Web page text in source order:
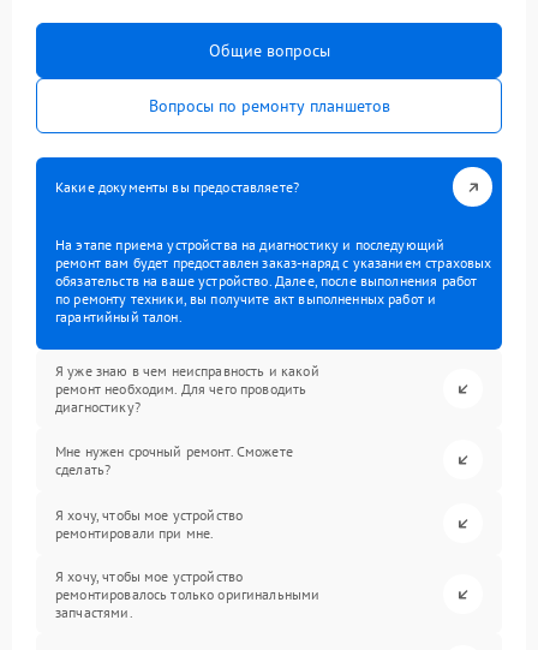
Общие вопросы
Вопросы по ремонту планшетов
Какие документы вы предоставляете?
На этапе приема устройства на диагностику и последующий
ремонт вам будет предоставлен заказ-наряд с указанием страховых
обязательств на ваше устройство. Далее, после выполнения работ
по ремонту техники, вы получите акт выполненных работ и
гарантийный талон.
Я уже знаю в чем неисправность и какой
ремонт необходим. Для чего проводить
диагностику?
Мне нужен срочный ремонт. Сможете
сделать?
Я хочу, чтобы мое устройство
ремонтировали при мне.
Я хочу, чтобы мое устройство
ремонтировалось только оригинальными
запчастями.